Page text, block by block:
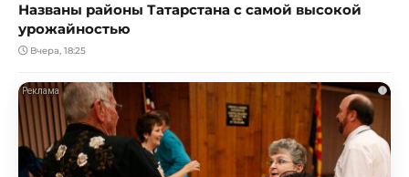
Названы районы Татарстана с самой высокой
урожайностью
Вчера, 18:25
i